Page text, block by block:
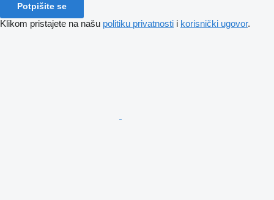
Potpišite se
Klikom pristajete na našu politiku privatnosti i korisnički ugovor.